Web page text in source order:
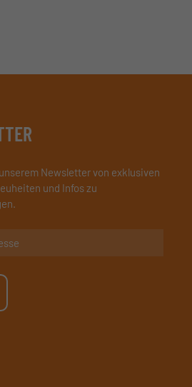
Newsletter von exklusiven
und Infos zu